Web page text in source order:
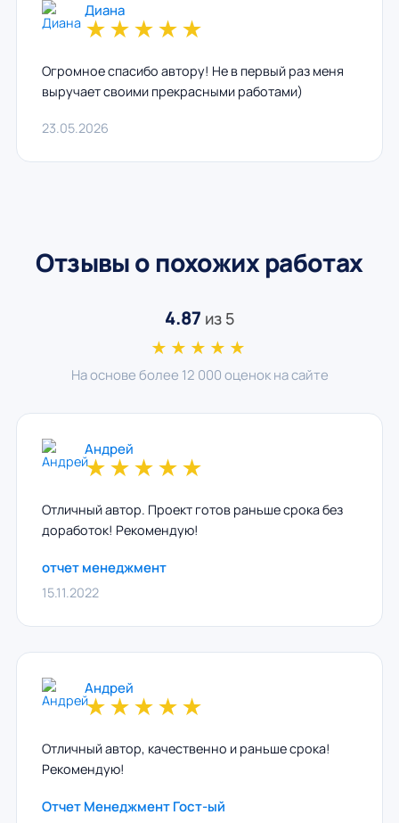
Диана
★★★★★
Огромное спасибо автору! Не в первый раз меня
выручает своими прекрасными работами)
23.05.2026
Отзывы о похожих работах
4.87 из 5
★★★★★
На основе более 12 000 оценок на сайте
Андрей
★★★★★
Отличный автор. Проект готов раньше срока без
доработок! Рекомендую!
отчет менеджмент
15.11.2022
Андрей
★★★★★
Отличный автор, качественно и раньше срока!
Рекомендую!
Отчет Менеджмент Гост-ый